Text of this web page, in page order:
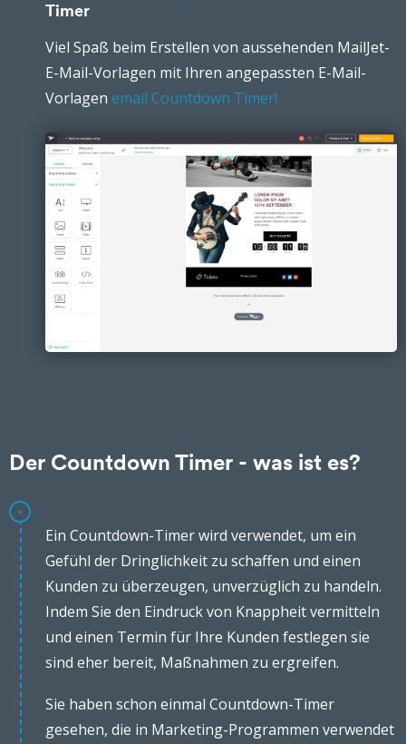
Timer
Viel Spaß beim Erstellen von aussehenden MailJet-
E-Mail-Vorlagen mit Ihren angepassten E-Mail-
Vorlagen email Countdown Timer!
Der Countdown Timer - was ist es?
Ein Countdown-Timer wird verwendet, um ein
Gefühl der Dringlichkeit zu schaffen und einen
Kunden zu überzeugen, unverzüglich zu handeln.
Indem Sie den Eindruck von Knappheit vermitteln
und einen Termin für Ihre Kunden festlegen sie
sind eher bereit, Maßnahmen zu ergreifen.
Sie haben schon einmal Countdown-Timer
gesehen, die in Marketing-Programmen verwendet